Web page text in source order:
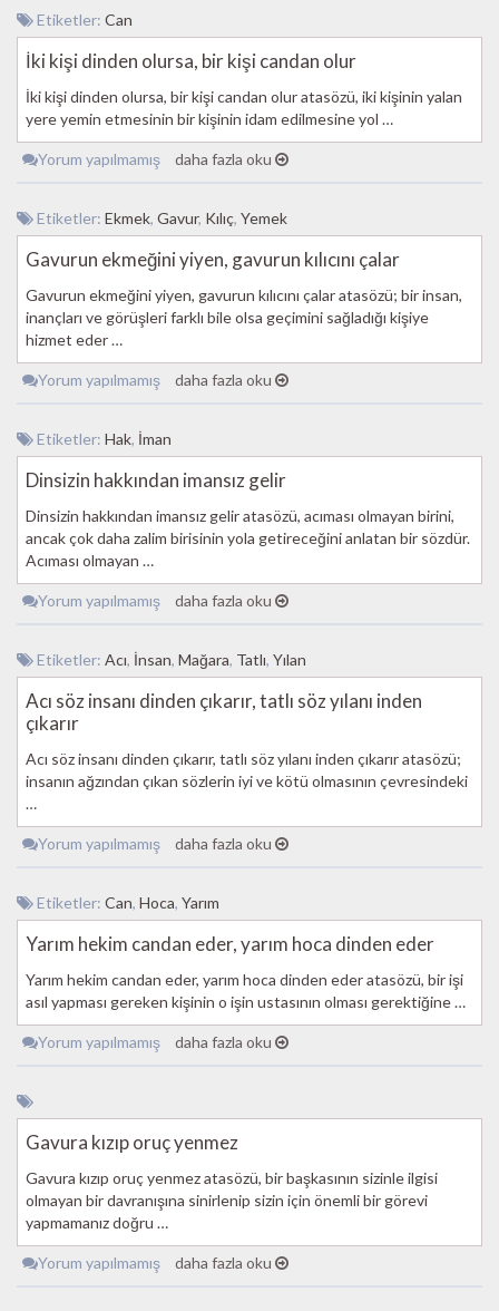
Etiketler: Can
İki kişi dinden olursa, bir kişi candan olur
İki kişi dinden olursa, bir kişi candan olur atasözü, iki kişinin yalan
yere yemin etmesinin bir kişinin idam edilmesine yol …
Yorum yapılmamış daha fazla oku
Etiketler: Ekmek, Gavur, Kılıç, Yemek
Gavurun ekmeğini yiyen, gavurun kılıcını çalar
Gavurun ekmeğini yiyen, gavurun kılıcını çalar atasözü; bir insan,
inançları ve görüşleri farklı bile olsa geçimini sağladığı kişiye
hizmet eder …
Yorum yapılmamış daha fazla oku
Etiketler: Hak, İman
Dinsizin hakkından imansız gelir
Dinsizin hakkından imansız gelir atasözü, acıması olmayan birini,
ancak çok daha zalim birisinin yola getireceğini anlatan bir sözdür.
Acıması olmayan …
Yorum yapılmamış daha fazla oku
Etiketler: Acı, İnsan, Mağara, Tatlı, Yılan
Acı söz insanı dinden çıkarır, tatlı söz yılanı inden
çıkarır
Acı söz insanı dinden çıkarır, tatlı söz yılanı inden çıkarır atasözü;
insanın ağzından çıkan sözlerin iyi ve kötü olmasının çevresindeki
…
Yorum yapılmamış daha fazla oku
Etiketler: Can, Hoca, Yarım
Yarım hekim candan eder, yarım hoca dinden eder
Yarım hekim candan eder, yarım hoca dinden eder atasözü, bir işi
asıl yapması gereken kişinin o işin ustasının olması gerektiğine …
Yorum yapılmamış daha fazla oku
Gavura kızıp oruç yenmez
Gavura kızıp oruç yenmez atasözü, bir başkasının sizinle ilgisi
olmayan bir davranışına sinirlenip sizin için önemli bir görevi
yapmamanız doğru …
Yorum yapılmamış daha fazla oku